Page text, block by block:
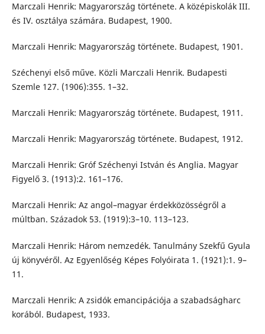
Marczali Henrik: Magyarország története. A középiskolák III.
és IV. osztálya számára. Budapest, 1900.
Marczali Henrik: Magyarország története. Budapest, 1901.
Széchenyi első műve. Közli Marczali Henrik. Budapesti
Szemle 127. (1906):355. 1–32.
Marczali Henrik: Magyarország története. Budapest, 1911.
Marczali Henrik: Magyarország története. Budapest, 1912.
Marczali Henrik: Gróf Széchenyi István és Anglia. Magyar
Figyelő 3. (1913):2. 161–176.
Marczali Henrik: Az angol–magyar érdekközösségről a
múltban. Századok 53. (1919):3–10. 113–123.
Marczali Henrik: Három nemzedék. Tanulmány Szekfű Gyula
új könyvéről. Az Egyenlőség Képes Folyóirata 1. (1921):1. 9–
11.
Marczali Henrik: A zsidók emancipációja a szabadságharc
korából. Budapest, 1933.